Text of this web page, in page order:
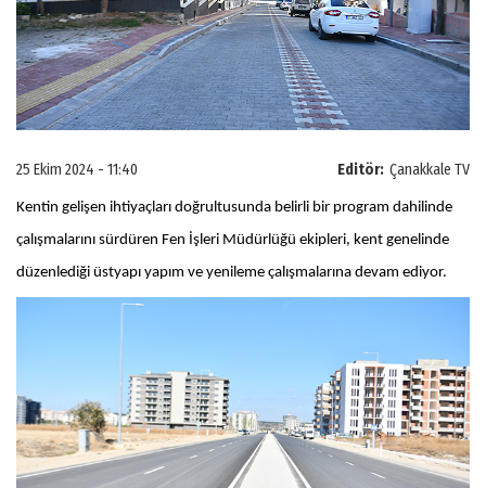
Editör: Çanakkale TV
25 Ekim 2024 - 11:40
Kentin gelişen ihtiyaçları doğrultusunda belirli bir program dahilinde
çalışmalarını sürdüren Fen İşleri Müdürlüğü ekipleri, kent genelinde
düzenlediği üstyapı yapım ve yenileme çalışmalarına devam ediyor.